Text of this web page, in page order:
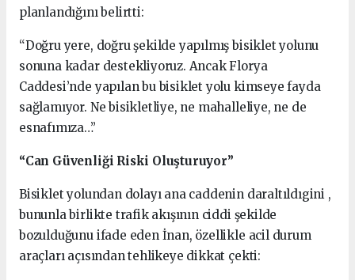
planlandığını belirtti:
“Doğru yere, doğru şekilde yapılmış bisiklet yolunu
sonuna kadar destekliyoruz. Ancak Florya
Caddesi’nde yapılan bu bisiklet yolu kimseye fayda
sağlamıyor. Ne bisikletliye, ne mahalleliye, ne de
esnafımıza…”
“Can Güvenliği Riski Oluşturuyor”
Bisiklet yolundan dolayı ana caddenin daraltıldıgini ,
bununla birlikte trafik akışının ciddi şekilde
bozulduğunu ifade eden İnan, özellikle acil durum
araçları açısından tehlikeye dikkat çekti: